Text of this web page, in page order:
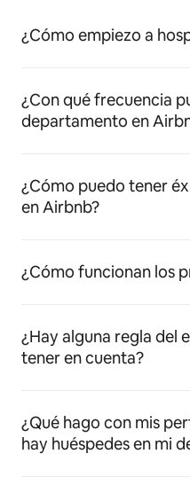
¿Cómo empiezo a
¿Con qué frecuencia
departamento en
¿Cómo puedo tener
en Airbnb?
¿Cómo funcionan los
¿Hay alguna regla del
tener en cuenta?
¿Qué hago con mis
hay huéspedes en mi